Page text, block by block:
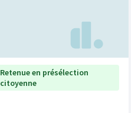
Retenue en présélection
citoyenne